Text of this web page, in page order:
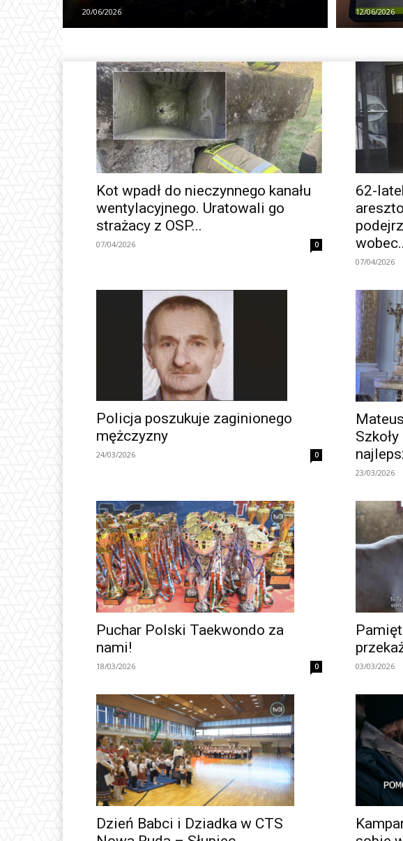
20/06/2026 12/06/2026
Kot wpadł do nieczynnego kanału
wentylacyjnego. Uratowali go
strażacy z OSP...
07/04/2026 0
62-
07/04/2026
Policja poszukuje zaginionego
mężczyzny
24/03/2026 0
23/03/2026
Puchar Polski Taekwondo za
nami!
18/03/2026 0 03/03/2026
Dzień Babci i Dziadka w CTS